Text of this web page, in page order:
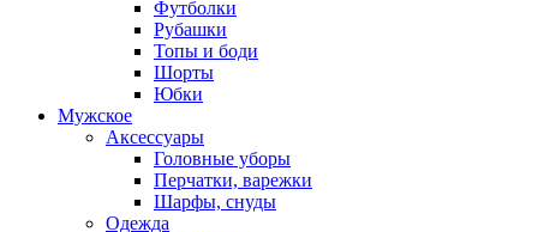
Футболки
Рубашки
Топы и боди
Шорты
Юбки
Мужское
Аксессуары
Головные уборы
Перчатки, варежки
Шарфы, снуды
Одежда